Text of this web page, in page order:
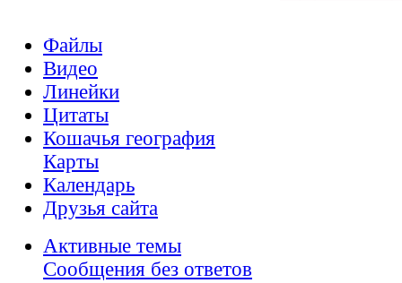
Файлы
Видео
Линейки
Цитаты
Кошачья география
Карты
Календарь
Друзья сайта
Активные темы
Сообщения без ответов